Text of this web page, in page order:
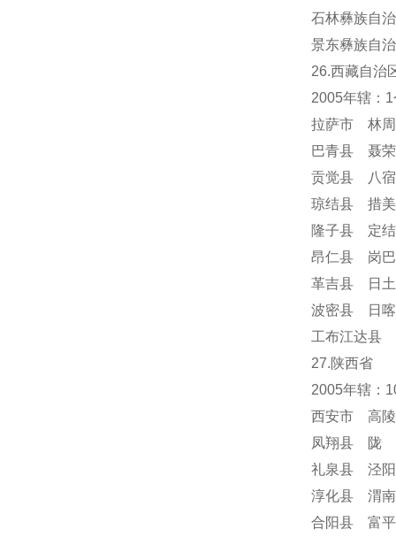
石林彝族自
景东彝族自
26.西藏自治
2005年辖：
拉萨市 林
巴青县 聂
贡觉县 八
琼结县 措
隆子县 定
昂仁县 岗
革吉县 日
波密县 日
工布江达县
27.陕西省
2005年辖：
西安市 高
凤翔县 陇
礼泉县 泾
淳化县 渭
合阳县 富